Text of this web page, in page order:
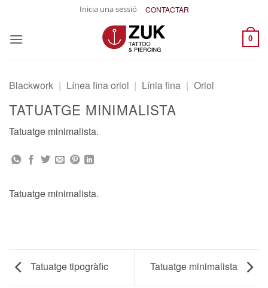
content
Inicia una sessió CONTACTAR
0
Blackwork | Línea fina oriol | Línia fina | Oriol
TATUATGE MINIMALISTA
Tatuatge minimalista.
Tatuatge minimalista.
Tatuatge tipogràfic Tatuatge minimalista